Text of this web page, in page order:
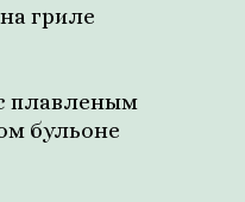
гриле
плавленым
бульоне